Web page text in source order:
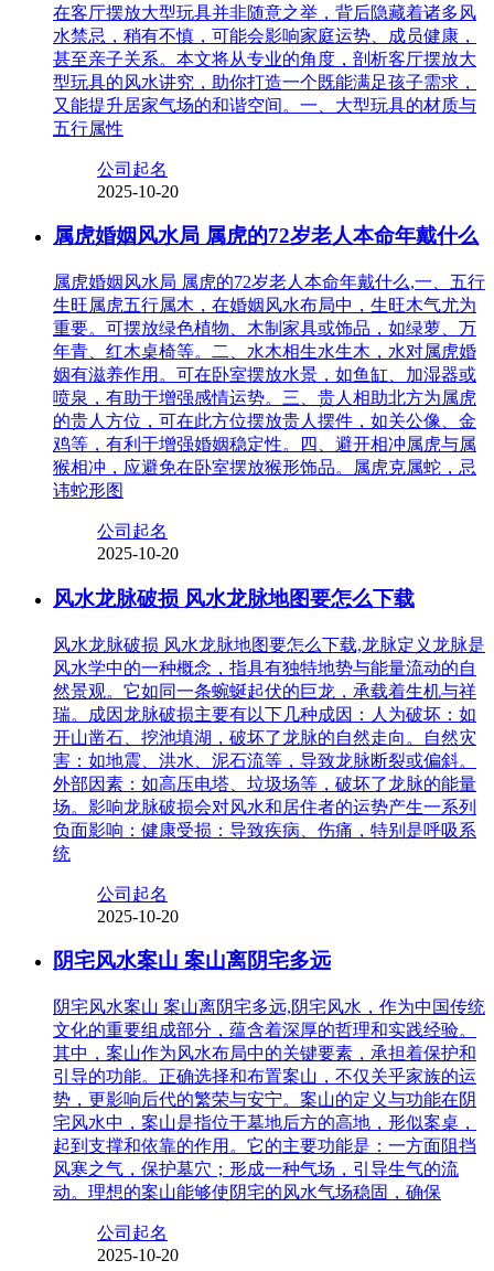
在客厅摆放大型玩具并非随意之举，背后隐藏着诸多风
水禁忌，稍有不慎，可能会影响家庭运势、成员健康，
甚至亲子关系。本文将从专业的角度，剖析客厅摆放大
型玩具的风水讲究，助你打造一个既能满足孩子需求，
又能提升居家气场的和谐空间。一、大型玩具的材质与
五行属性
公司起名
2025-10-20
属虎婚姻风水局 属虎的72岁老人本命年戴什么
属虎婚姻风水局 属虎的72岁老人本命年戴什么,一、五行
生旺属虎五行属木，在婚姻风水布局中，生旺木气尤为
重要。可摆放绿色植物、木制家具或饰品，如绿萝、万
年青、红木桌椅等。二、水木相生水生木，水对属虎婚
姻有滋养作用。可在卧室摆放水景，如鱼缸、加湿器或
喷泉，有助于增强感情运势。三、贵人相助北方为属虎
的贵人方位，可在此方位摆放贵人摆件，如关公像、金
鸡等，有利于增强婚姻稳定性。四、避开相冲属虎与属
猴相冲，应避免在卧室摆放猴形饰品。属虎克属蛇，忌
讳蛇形图
公司起名
2025-10-20
风水龙脉破损 风水龙脉地图要怎么下载
风水龙脉破损 风水龙脉地图要怎么下载,龙脉定义龙脉是
风水学中的一种概念，指具有独特地势与能量流动的自
然景观。它如同一条蜿蜒起伏的巨龙，承载着生机与祥
瑞。成因龙脉破损主要有以下几种成因：人为破坏：如
开山凿石、挖池填湖，破坏了龙脉的自然走向。自然灾
害：如地震、洪水、泥石流等，导致龙脉断裂或偏斜。
外部因素：如高压电塔、垃圾场等，破坏了龙脉的能量
场。影响龙脉破损会对风水和居住者的运势产生一系列
负面影响：健康受损：导致疾病、伤痛，特别是呼吸系
统
公司起名
2025-10-20
阴宅风水案山 案山离阴宅多远
阴宅风水案山 案山离阴宅多远,阴宅风水，作为中国传统
文化的重要组成部分，蕴含着深厚的哲理和实践经验。
其中，案山作为风水布局中的关键要素，承担着保护和
引导的功能。正确选择和布置案山，不仅关乎家族的运
势，更影响后代的繁荣与安宁。案山的定义与功能在阴
宅风水中，案山是指位于墓地后方的高地，形似案桌，
起到支撑和依靠的作用。它的主要功能是：一方面阻挡
风寒之气，保护墓穴；形成一种气场，引导生气的流
动。理想的案山能够使阴宅的风水气场稳固，确保
公司起名
2025-10-20